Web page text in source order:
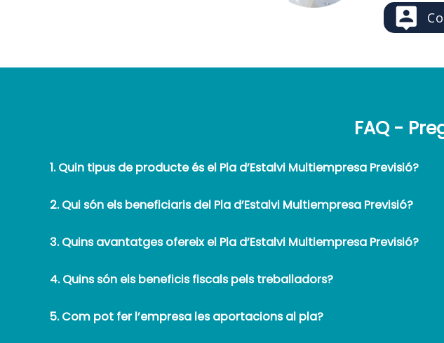
FAQ -
1. Quin tipus de producte és el Pla d’Estalvi Multiempresa Previsió?
2. Qui són els beneficiaris del Pla d’Estalvi Multiempresa Previsió?
3. Quins avantatges ofereix el Pla d’Estalvi Multiempresa Previsió?
4. Quins són els beneficis fiscals pels treballadors?
5. Com pot fer l’empresa les aportacions al pla?